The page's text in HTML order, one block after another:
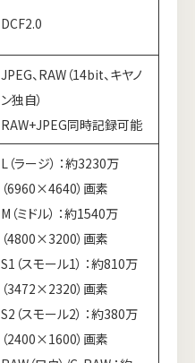
DCF2.0
JPEG、RAW（14bit、キヤノ
ン独自）
RAW+JPEG同時記録可能
L（ラージ） ：約3230万
（6960×4640）画素
M（ミドル） ：約1540万
（4800×3200）画素
S1（スモール1） ：約810万
（3472×2320）画素
S2（スモール2） ：約380万
（2400×1600）画素